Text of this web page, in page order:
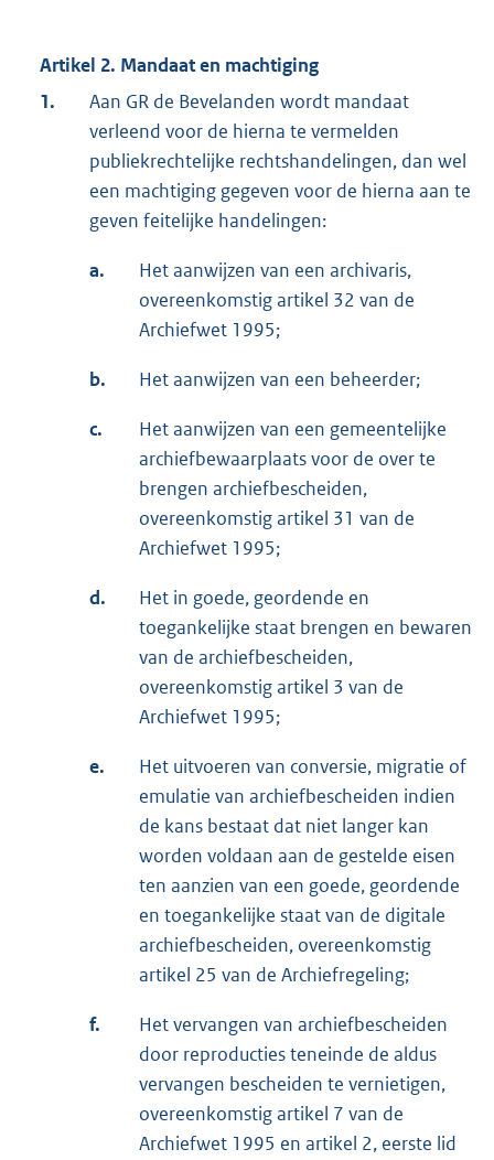
Artikel 2. Mandaat en machtiging
1.
Aan GR de Bevelanden wordt mandaat
verleend voor de hierna te vermelden
publiekrechtelijke rechtshandelingen, dan wel
een machtiging gegeven voor de hierna aan te
geven feitelijke handelingen:
a.
Het aanwijzen van een archivaris,
overeenkomstig artikel 32 van de
Archiefwet 1995;
b. Het aanwijzen van een beheerder;
c.
Het aanwijzen van een gemeentelijke
archiefbewaarplaats voor de over te
brengen archiefbescheiden,
overeenkomstig artikel 31 van de
Archiefwet 1995;
d.
Het in goede, geordende en
toegankelijke staat brengen en bewaren
van de archiefbescheiden,
overeenkomstig artikel 3 van de
Archiefwet 1995;
e.
Het uitvoeren van conversie, migratie of
emulatie van archiefbescheiden indien
de kans bestaat dat niet langer kan
worden voldaan aan de gestelde eisen
ten aanzien van een goede, geordende
en toegankelijke staat van de digitale
archiefbescheiden, overeenkomstig
artikel 25 van de Archiefregeling;
f.
Het vervangen van archiefbescheiden
door reproducties teneinde de aldus
vervangen bescheiden te vernietigen,
overeenkomstig artikel 7 van de
Archiefwet 1995 en artikel 2, eerste lid